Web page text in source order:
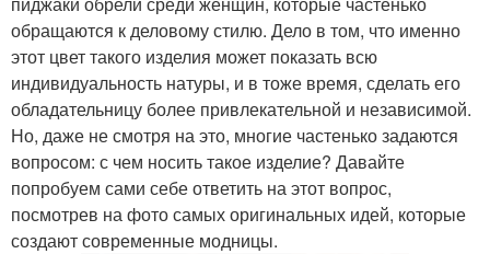
обращаются к деловому стилю. Дело в том, что именно
этот цвет такого изделия может показать всю
индивидуальность натуры, и в тоже время, сделать его
обладательницу более привлекательной и независимой.
Но, даже не смотря на это, многие частенько задаются
вопросом: с чем носить такое изделие? Давайте
попробуем сами себе ответить на этот вопрос,
посмотрев на фото самых оригинальных идей, которые
создают современные модницы.